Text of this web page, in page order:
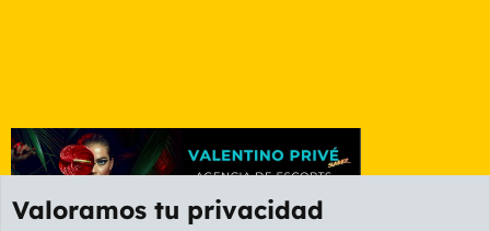
Valoramos tu privacidad